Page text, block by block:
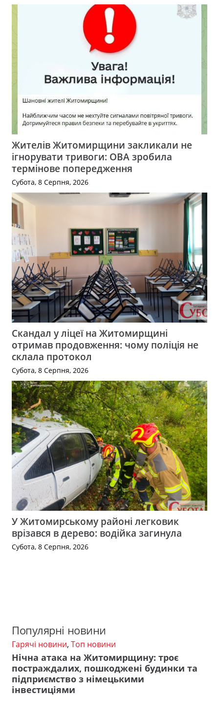
Жителів Житомирщини закликали не
ігнорувати тривоги: ОВА зробила
термінове попередження
Субота, 8 Серпня, 2026
Скандал у ліцеї на Житомирщині
отримав продовження: чому поліція не
склала протокол
Субота, 8 Серпня, 2026
У Житомирському районі легковик
врізався в дерево: водійка загинула
Субота, 8 Серпня, 2026
Популярні новини
Гарячі новини, Топ новини
Нічна атака на Житомирщину: троє
постраждалих, пошкоджені будинки та
підприємство з німецькими
інвестиціями